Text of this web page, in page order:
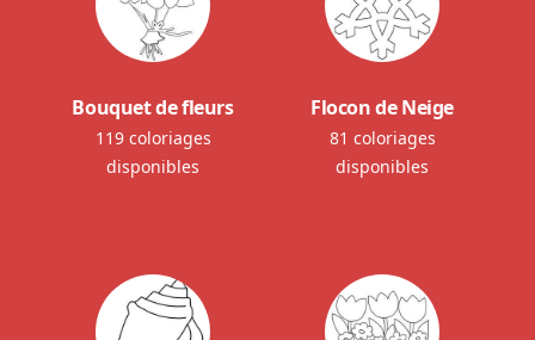
Bouquet de fleurs
119 coloriages
disponibles
Flocon de Neige
81 coloriages
disponibles